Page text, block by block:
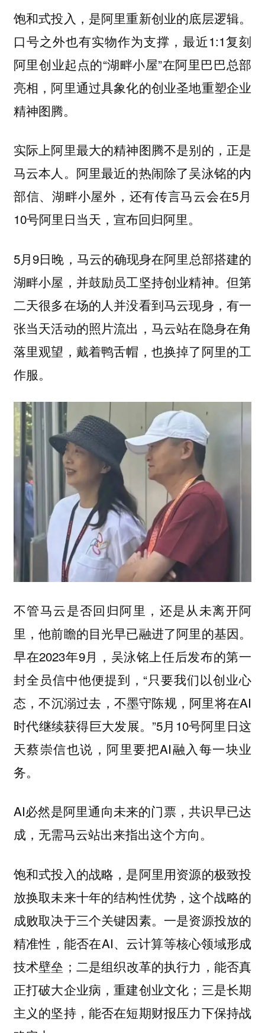
饱和式投入，是阿里重新创业的底层逻辑。
口号之外也有实物作为支撑，最近1:1复刻
阿里创业起点的“湖畔小屋”在阿里巴巴总部
亮相，阿里通过具象化的创业圣地重塑企业
精神图腾。
实际上阿里最大的精神图腾不是别的，正是
马云本人。阿里最近的热闹除了吴泳铭的内
部信、湖畔小屋外，还有传言马云会在5月
10号阿里日当天，宣布回归阿里。
5月9日晚，马云的确现身在阿里总部搭建的
湖畔小屋，并鼓励员工坚持创业精神。但第
二天很多在场的人并没看到马云现身，有一
张当天活动的照片流出，马云站在隐身在角
落里观望，戴着鸭舌帽，也换掉了阿里的工
作服。
不管马云是否回归阿里，还是从未离开阿
里，他前瞻的目光早已融进了阿里的基因。
早在2023年9月，吴泳铭上任后发布的第一
封全员信中他便提到，“只要我们以创业心
态，不沉溺过去，不墨守陈规，阿里将在AI
时代继续获得巨大发展。”5月10号阿里日这
天蔡崇信也说，阿里要把AI融入每一块业
务。
AI必然是阿里通向未来的门票，共识早已达
成，无需马云站出来指出这个方向。
饱和式投入的战略，是阿里用资源的极致投
放换取未来十年的结构性优势，这个战略的
成败取决于三个关键因素。一是资源投放的
精准性，能否在AI、云计算等核心领域形成
技术壁垒；二是组织改革的执行力，能否真
正打破大企业病，重建创业文化；三是长期
主义的坚持，能否在短期财报压力下保持战